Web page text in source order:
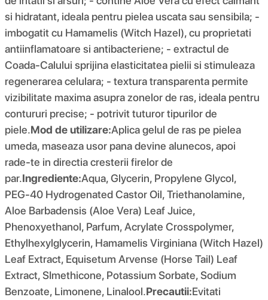
si hidratant, ideala pentru pielea uscata sau sensibila; -
imbogatit cu Hamamelis (Witch Hazel), cu proprietati
antiinflamatoare si antibacteriene; - extractul de
Coada-Calului sprijina elasticitatea pielii si stimuleaza
regenerarea celulara; - textura transparenta permite
vizibilitate maxima asupra zonelor de ras, ideala pentru
contururi precise; - potrivit tuturor tipurilor de
piele.Mod de utilizare:Aplica gelul de ras pe pielea
umeda, maseaza usor pana devine alunecos, apoi
rade-te in directia cresterii firelor de
par.Ingrediente:Aqua, Glycerin, Propylene Glycol,
PEG-40 Hydrogenated Castor Oil, Triethanolamine,
Aloe Barbadensis (Aloe Vera) Leaf Juice,
Phenoxyethanol, Parfum, Acrylate Crosspolymer,
Ethylhexylglycerin, Hamamelis Virginiana (Witch Hazel)
Leaf Extract, Equisetum Arvense (Horse Tail) Leaf
Extract, SImethicone, Potassium Sorbate, Sodium
Benzoate, Limonene, Linalool.Precautii:Evitati